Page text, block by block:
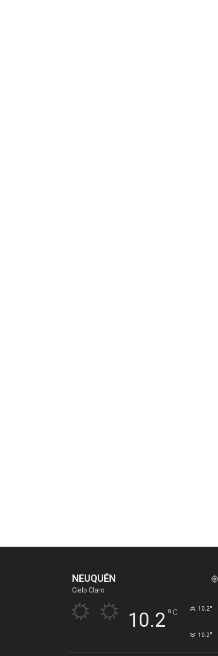
NEUQUÉN
Cielo Claro
10.2°C 10.2°
10.2°